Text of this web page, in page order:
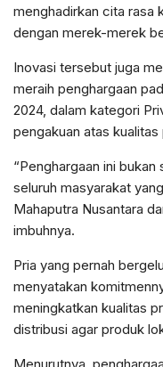
menghadirkan cita rasa
dengan merek-merek
Inovasi tersebut juga
meraih penghargaan
2024, dalam kategori
pengakuan atas
“Penghargaan ini
seluruh masyarakat
Mahaputra Nusantara
imbuhnya.
Pria yang pernah
menyatakan
meningkatkan kualitas
distribusi agar produk
Menurutnya,